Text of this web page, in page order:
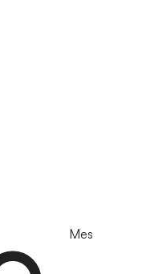
Mes